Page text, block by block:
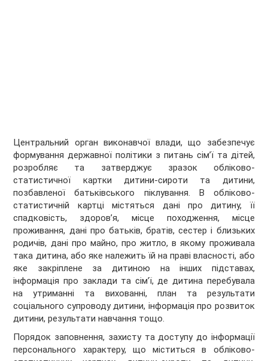
Центральний орган виконавчої влади, що забезпечує
формування державної політики з питань сім’ї та дітей,
розробляє та затверджує зразок обліково-
статистичної картки дитини-сироти та дитини,
позбавленої батьківського піклування. В обліково-
статистичній картці містяться дані про дитину, її
спадковість, здоров’я, місце походження, місце
проживання, дані про батьків, братів, сестер і близьких
родичів, дані про майно, про житло, в якому проживала
така дитина, або яке належить їй на праві власності, або
яке закріплене за дитиною на інших підставах,
інформація про заклади та сім’ї, де дитина перебувала
на утриманні та вихованні, план та результати
соціального супроводу дитини, інформація про розвиток
дитини, результати навчання тощо.
Порядок заповнення, захисту та доступу до інформації
персонального характеру, що міститься в обліково-